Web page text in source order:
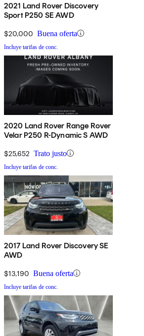
2021 Land Rover Discovery
Sport P250 SE AWD
$20,000 Buena oferta
Incluye tarifas de conc.
2020 Land Rover Range Rover
Velar P250 R-Dynamic S AWD
$25,652 Trato justo
Incluye tarifas de conc.
2017 Land Rover Discovery SE
AWD
$13,190 Buena oferta
Incluye tarifas de conc.